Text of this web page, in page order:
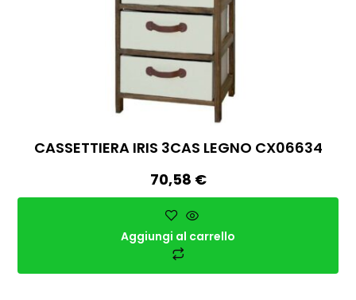
CASSETTIERA IRIS 3CAS LEGNO CX06634
70,58 €
Aggiungi al carrello